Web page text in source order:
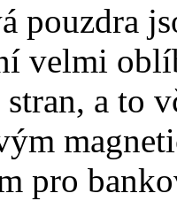
pouzdra
velmi
stran, a to
pro